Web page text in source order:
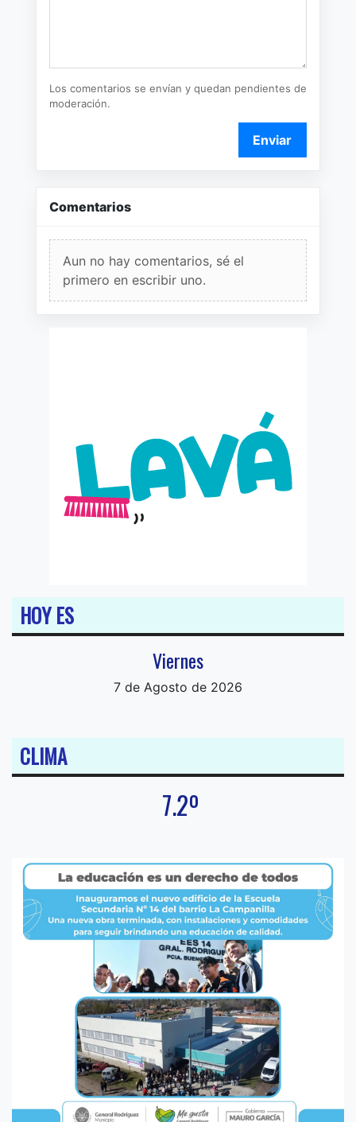
Los comentarios se envían y quedan pendientes de
moderación.
Enviar
Comentarios
Aun no hay comentarios, sé el
primero en escribir uno.
HOY ES
Viernes
7 de Agosto de 2026
CLIMA
7.2º